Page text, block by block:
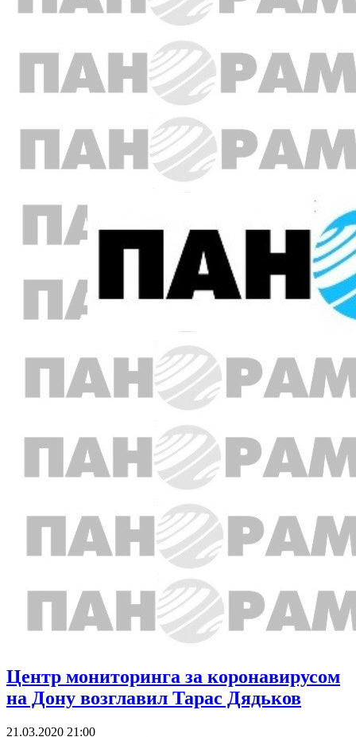
Центр мониторинга за коронавирусом
на Дону возглавил Тарас Дядьков
21.03.2020 21:00